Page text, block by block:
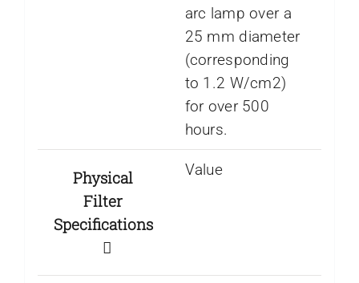
arc lamp over a
25 mm diameter
(corresponding
to 1.2 W/cm2)
for over 500
hours.
Physical
Filter
Specifications
Value